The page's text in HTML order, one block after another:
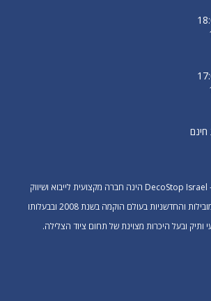
חברת דקו’ סטופ ישראל- DecoStop Israel הינה חברה מקצועית לייבוא ושיווק
ציוד צלילה מהחברות המובילות והחדשניות בעולם הוקמה בשנת 2008 ובבעלותו
היכרות מצוינת של תחום ציוד הצלילה.